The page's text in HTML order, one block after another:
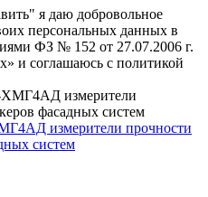
я даю добровольное
персональных данных в
ФЗ № 152 от 27.07.2006 г.
и соглашаюсь с политикой
измерители прочности
систем